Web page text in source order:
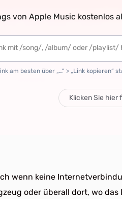
von Apple Music kostenlos
am besten über „…“ > „Link kopieren“
Klicken Sie hier
wenn keine
oder überall dort, wo